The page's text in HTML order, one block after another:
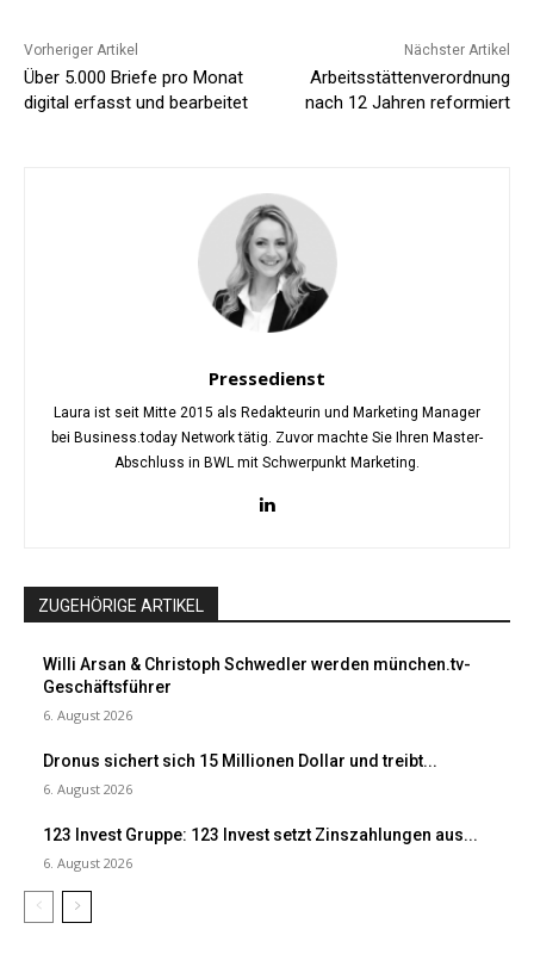
Vorheriger Artikel
Über 5.000 Briefe pro Monat
digital erfasst und bearbeitet
Nächster Artikel
Arbeitsstättenverordnung
nach 12 Jahren reformiert
Pressedienst
Laura ist seit Mitte 2015 als Redakteurin und Marketing Manager
bei Business.today Network tätig. Zuvor machte Sie Ihren Master-
Abschluss in BWL mit Schwerpunkt Marketing.
ZUGEHÖRIGE ARTIKEL
Willi Arsan & Christoph Schwedler werden münchen.tv-
Geschäftsführer
6. August 2026
Dronus sichert sich 15 Millionen Dollar und treibt...
6. August 2026
123 Invest Gruppe: 123 Invest setzt Zinszahlungen aus...
6. August 2026